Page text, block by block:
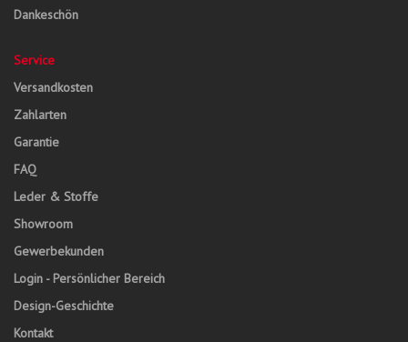
Dankeschön
Service
Versandkosten
Zahlarten
Garantie
FAQ
Leder & Stoffe
Showroom
Gewerbekunden
Login - Persönlicher Bereich
Design-Geschichte
Kontakt